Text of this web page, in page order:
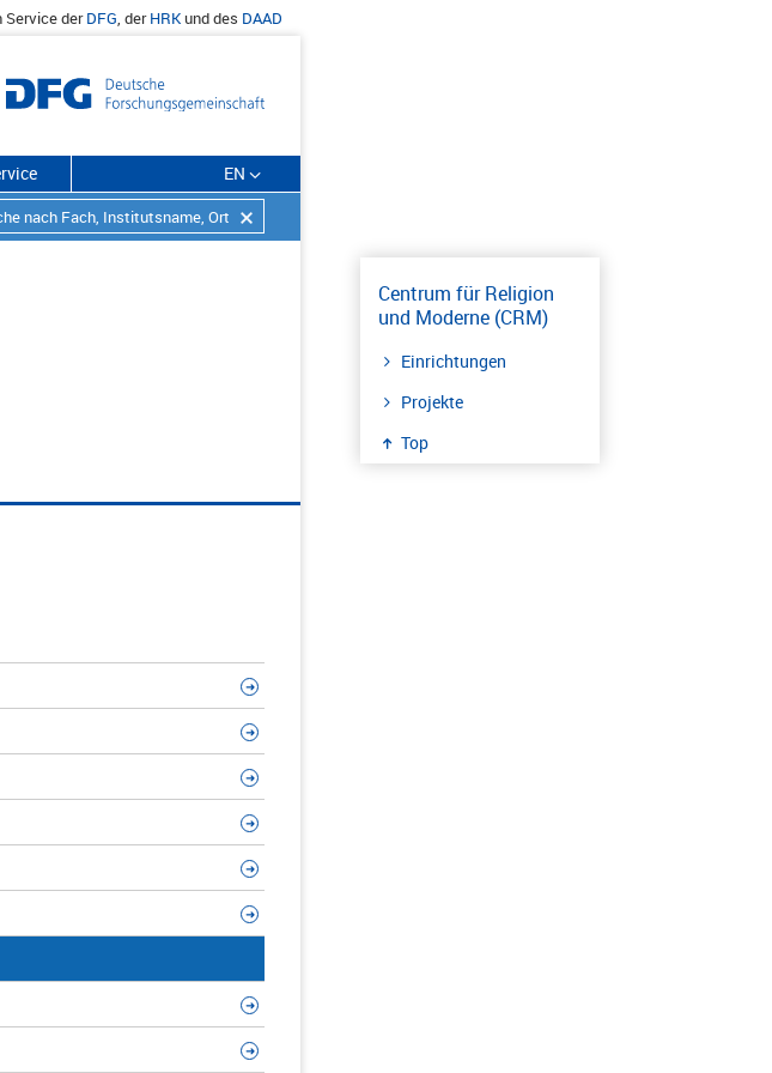
Service derDFG, derHRKund des DAAD
EN
Centrum für Religion
und Moderne (CRM)
Einrichtungen
Projekte
Top